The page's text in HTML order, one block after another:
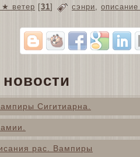
★ ветер [31] сэнри
Сигитиарна.
рас. Вампиры